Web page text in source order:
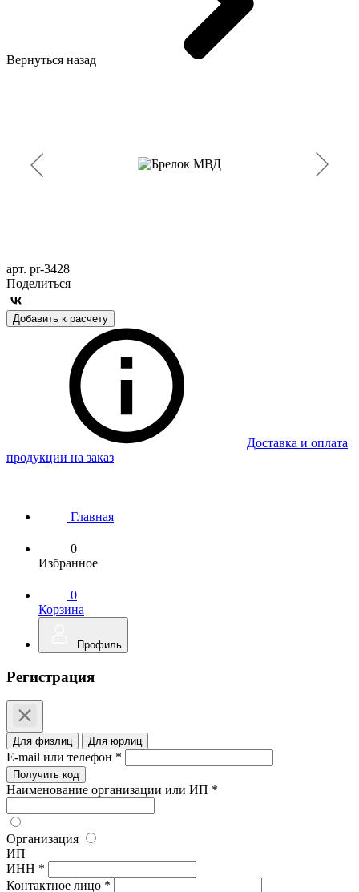
Вернуться назад
арт. pr-3428
Поделиться
Добавить к расчету
Доставка и оплата
продукции на заказ
Главная
0
Избранное
0
Корзина
Профиль
Регистрация
Для физлиц Для юрлиц
E-mail или телефон *
Получить код
Наименование организации или ИП *
Организация
ИП
ИНН *
Контактное лицо *